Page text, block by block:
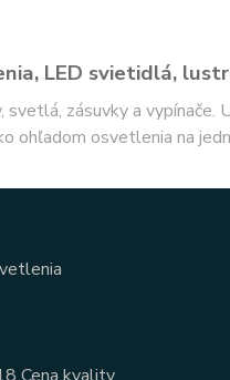
LED svietidlá,
zásuvky a
ohľadom osvetlenia na